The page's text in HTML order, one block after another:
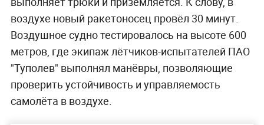
воздухе новый ракетоносец провёл 30 минут.
Воздушное судно тестировалось на высоте 600
метров, где экипаж лётчиков-испытателей ПАО
"Туполев" выполнял манёвры, позволяющие
проверить устойчивость и управляемость
самолёта в воздухе.